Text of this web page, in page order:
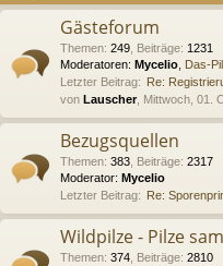
Gästeforum
Themen: 249 Beiträge: 1231
Moderatoren: Mycelio Das-
Letzter Beitrag: Re:
von Lauscher, Mittwoch, 01.
Bezugsquellen
Themen: 383 Beiträge: 2317
Moderator: Mycelio
Letzter Beitrag: Re:
Wildpilze - Pilze
Themen: 374 Beiträge: 2810